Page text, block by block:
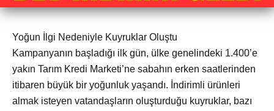
Yoğun İlgi Nedeniyle Kuyruklar Oluştu
Kampanyanın başladığı ilk gün, ülke genelindeki 1.400’e
yakın Tarım Kredi Marketi’ne sabahın erken saatlerinden
itibaren büyük bir yoğunluk yaşandı. İndirimli ürünleri
almak isteyen vatandaşların oluşturduğu kuyruklar, bazı